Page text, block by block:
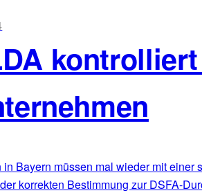
in Bayern müssen mal wieder mit
korrekten Bestimmung zur DSFA-